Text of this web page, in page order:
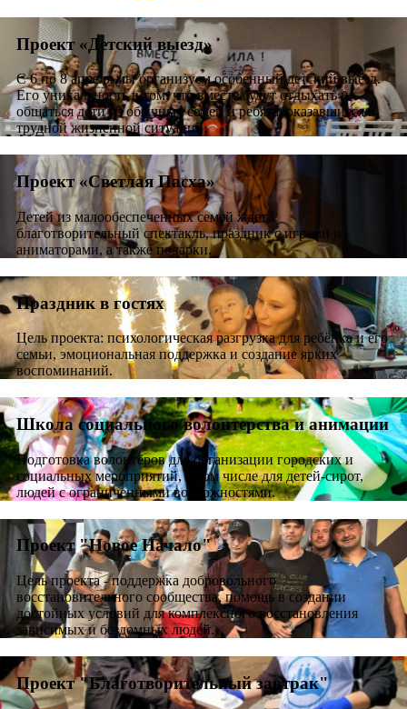
Проект «Детский выезд»
С 6 по 8 апреля мы организуем особенный детский выезд.
Его уникальность в том, что вместе будут отдыхать и
общаться дети из обычных семей и ребята, оказавшиеся в
трудной жизненной ситуации.
Проект «Светлая Пасха»
Детей из малообеспеченных семей ждет
благотворительный спектакль, праздник с играми и
аниматорами, а также подарки.
Праздник в гостях
Цель проекта: психологическая разгрузка для ребёнка и его
семьи, эмоциональная поддержка и создание ярких
воспоминаний.
Школа социального волонтерства и анимации
Подготовка волонтёров для организации городских и
социальных мероприятий, в том числе для детей-сирот,
людей с ограниченными возможностями.
Проект "Новое Начало"
Цель проекта - поддержка добровольного
восстановительного сообщества, помощь в создании
достойных условий для комплексного восстановления
зависимых и бездомных людей.
Проект "Благотворительный завтрак"